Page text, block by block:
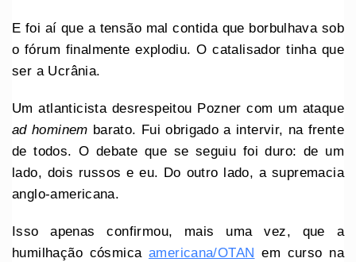
E foi aí que a tensão mal contida que borbulhava sob
o fórum finalmente explodiu. O catalisador tinha que
ser a Ucrânia.
Um atlanticista desrespeitou Pozner com um ataque
ad hominem barato. Fui obrigado a intervir, na frente
de todos. O debate que se seguiu foi duro: de um
lado, dois russos e eu. Do outro lado, a supremacia
anglo-americana.
Isso apenas confirmou, mais uma vez, que a
humilhação cósmica americana/OTAN em curso na